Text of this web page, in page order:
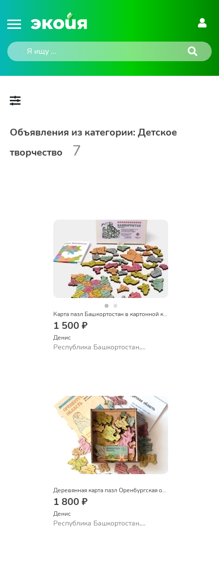
Объявления из категории: Детское
творчество
7
Карта пазл Башкортостан в картонной коробке
1 500 ₽
Денис
Республика Башкортостан,
Деревянная карта пазл Оренбургская область
1 800 ₽
Денис
Республика Башкортостан,